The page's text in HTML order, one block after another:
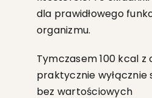
dla prawidłowego
organizmu.
Tymczasem 100 kcal z
praktycznie wyłącznie
bez wartościowych